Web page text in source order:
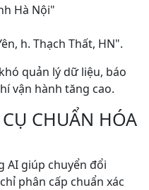
Hà Nội"
h. Thạch Thất, HN".
quản lý dữ liệu, báo
vận hành tăng cao.
CHUẨN HÓA
AI giúp chuyển đổi
phân cấp chuẩn xác